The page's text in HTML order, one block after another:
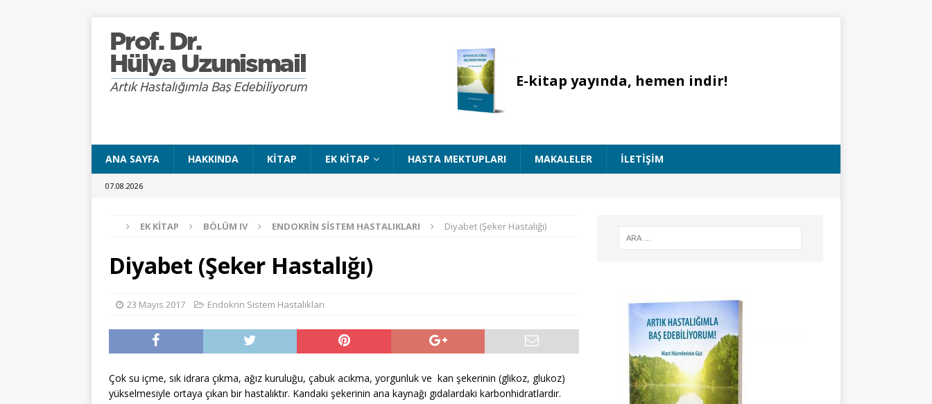
E-kitap yayında, hemen indir!
ANA SAYFA HAKKINDA KITAP EK KITAP HASTA MEKTUPLARI MAKALELER İLETIŞIM
07.08.2026
EK KITAP BÖLÜM IV ENDOKRIN SISTEM HASTALIKLARI Diyabet (Şeker Hastalığı)
Diyabet (Şeker Hastalığı)
23 Mayıs 2017 Endokrin Sistem Hastalıkları
Çok su içme, sık idrara çıkma, ağız kuruluğu, çabuk acıkma, yorgunluk ve kan şekerinin (glikoz, glukoz)
yükselmesiyle ortaya çıkan bir hastalıktır. Kandaki şekerinin ana kaynağı gıdalardaki karbonhidratlardır.